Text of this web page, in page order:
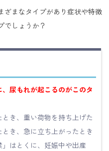
ざまなタイプがあり症状や特徴
でしょうか？
尿もれが起こるのがこのタ
き、重い荷物を持ち上げた
き、急に立ち上がったとき
はとくに、妊娠中や出産